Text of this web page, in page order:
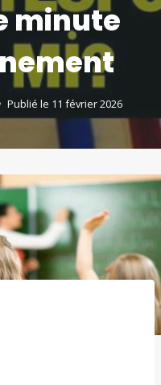
minute
Publié le 11 février 2026